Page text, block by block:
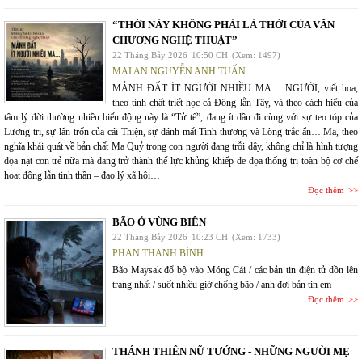
“THỜI NÀY KHÔNG PHẢI LÀ THỜI CỦA VĂN
CHƯƠNG NGHỆ THUẬT”
22 Tháng Bảy 2026 10:50 CH (Xem: 1497)
MAI AN NGUYỄN ANH TUẤN
MẢNH ĐẤT ÍT NGƯỜI NHIỀU MA… NGƯỜI, viết hoa,
theo tính chất triết học cả Đông lẫn Tây, và theo cách hiểu của
tâm lý đời thường nhiều biến động này là “Tử tế”, đang ít dần đi cùng với sự teo tóp của
Lương tri, sự lẩn trốn của cái Thiện, sự đánh mất Tình thương và Lòng trắc ẩn… Ma, theo
nghĩa khái quát về bản chất Ma Quỷ trong con người đang trỗi dậy, không chỉ là hình tượng
dọa nạt con trẻ nữa mà đang trở thành thế lực khủng khiếp đe dọa thống trị toàn bộ cơ chế
hoạt động lẫn tinh thần – đạo lý xã hội…
Đọc thêm
BÃO Ở VÙNG BIÊN
22 Tháng Bảy 2026 10:23 CH (Xem: 1733)
PHAN THANH BÌNH
Bão Maysak đổ bộ vào Móng Cái / các bản tin điện tử dồn lên
trang nhất / suốt nhiều giờ chống bão / anh đợi bản tin em
Đọc thêm
THÁNH THIÊN NỮ TƯỚNG - NHỮNG NGƯỜI MẸ